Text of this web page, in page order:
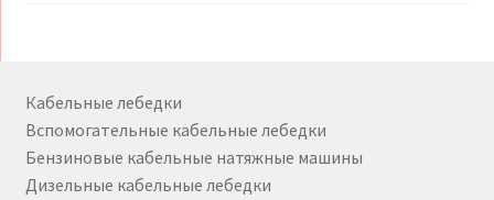
Кабельные лебедки
Вспомогательные кабельные лебедки
Бензиновые кабельные натяжные машины
Дизельные кабельные лебедки